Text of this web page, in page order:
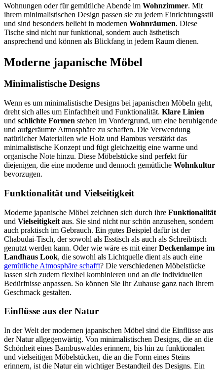
Wohnungen oder für gemütliche Abende im Wohnzimmer. Mit
ihrem minimalistischen Design passen sie zu jedem Einrichtungsstil
und sind besonders beliebt in modernen Wohnräumen. Diese
Tische sind nicht nur funktional, sondern auch ästhetisch
ansprechend und können als Blickfang in jedem Raum dienen.
Moderne japanische Möbel
Minimalistische Designs
Wenn es um minimalistische Designs bei japanischen Möbeln geht,
dreht sich alles um Einfachheit und Funktionalität. Klare Linien
und schlichte Formen stehen im Vordergrund, um eine beruhigende
und aufgeräumte Atmosphäre zu schaffen. Die Verwendung
natürlicher Materialien wie Holz und Bambus verstärkt das
minimalistische Konzept und fügt gleichzeitig eine warme und
organische Note hinzu. Diese Möbelstücke sind perfekt für
diejenigen, die eine moderne und dennoch gemütliche Wohnkultur
bevorzugen.
Funktionalität und Vielseitigkeit
Moderne japanische Möbel zeichnen sich durch ihre Funktionalität
und Vielseitigkeit aus. Sie sind nicht nur schön anzusehen, sondern
auch praktisch im Gebrauch. Ein gutes Beispiel dafür ist der
Chabudai-Tisch, der sowohl als Esstisch als auch als Schreibtisch
genutzt werden kann. Oder wie wäre es mit einerDeckenlampe im
Landhaus Look, die sowohl als Lichtquelle dient als auch eine
gemütliche Atmosphäre schafft? Die verschiedenen Möbelstücke
lassen sich zudem flexibel kombinieren und an die individuellen
Bedürfnisse anpassen. So können Sie Ihr Zuhause ganz nach Ihrem
Geschmack gestalten.
Einflüsse aus der Natur
In der Welt der modernen japanischen Möbel sind die Einflüsse aus
der Natur allgegenwärtig. Von minimalistischen Designs, die an die
Schönheit eines Bambuswaldes erinnern, bis hin zu funktionalen
und vielseitigen Möbelstücken, die an die Form eines Steins
erinnern, ist die Natur ein wichtiger Bestandteil des Designs. Ein